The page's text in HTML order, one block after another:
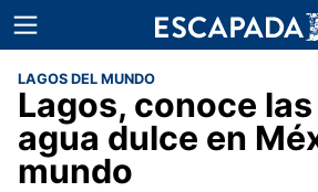
LAGOS DEL MUNDO
Lagos, conoce
agua dulce en
mundo